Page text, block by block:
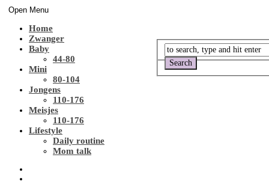
Open Menu
Home
Zwanger
Baby
44-80
Mini
80-104
Jongens
110-176
Meisjes
110-176
Lifestyle
Daily routine
Mom talk